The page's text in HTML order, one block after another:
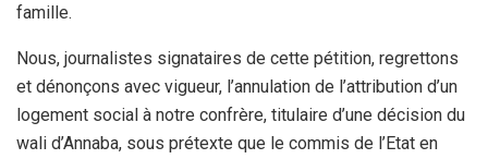
famille.
Nous, journalistes signataires de cette pétition, regrettons
et dénonçons avec vigueur, l’annulation de l’attribution d’un
logement social à notre confrère, titulaire d’une décision du
wali d’Annaba, sous prétexte que le commis de l’Etat en